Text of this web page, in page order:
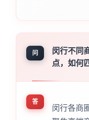
问
闵行不同
点，如何
答
闵行各商